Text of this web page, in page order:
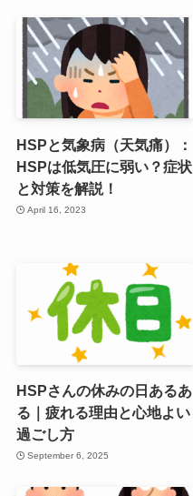
HSPと気象病（天気痛）：
HSPは低気圧に弱い？症状
と対策を解説！
April 16, 2023
HSPさんの休みの日あるあ
る｜疲れる理由と心地よい
過ごし方
September 6, 2025